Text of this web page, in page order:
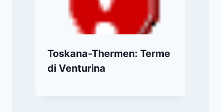
Toskana-Thermen: Terme
di Venturina